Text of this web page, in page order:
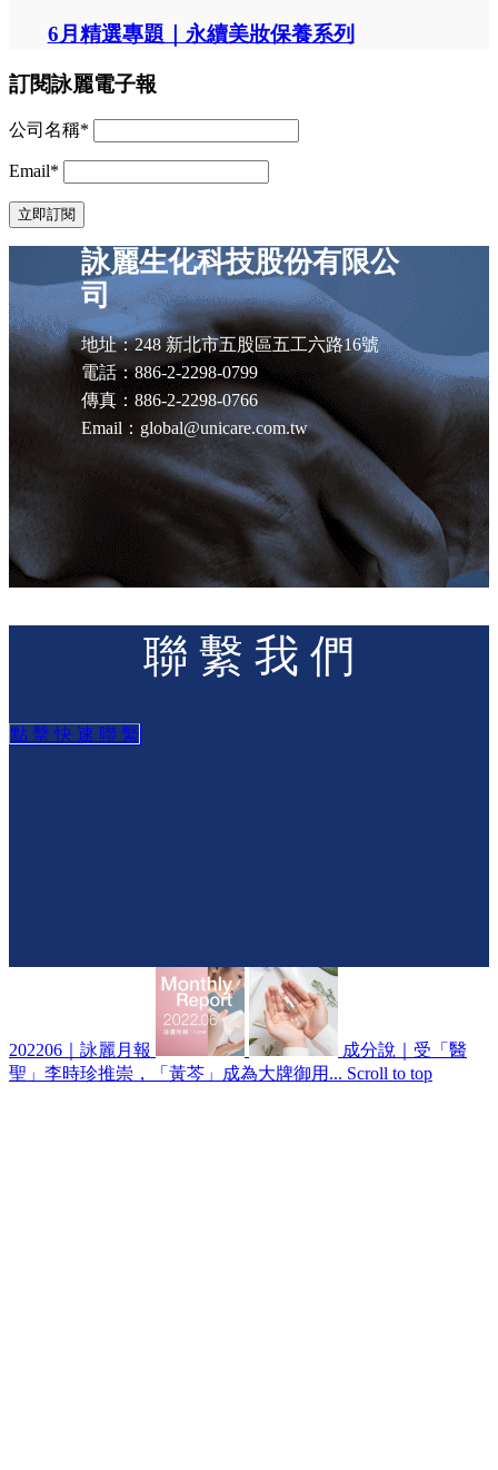
6月精選專題｜永續美妝保養系列
訂閱詠麗電子報
公司名稱*
Email*
詠麗生化科技股份有限公
司
地址：248 新北市五股區五工六路16號
電話：886-2-2298-0799
傳真：886-2-2298-0766
Email：global@unicare.com.tw
聯 繫 我 們
點 擊 快 速 聯 繫
202206｜詠麗月報
成分說｜受「醫
聖」李時珍推崇，「黃芩」成為大牌御用... Scroll to top